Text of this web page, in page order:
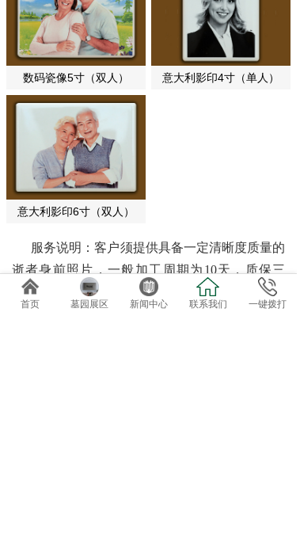
数码瓷像5寸（双人） 意大利影印4寸（单人）
意大利影印6寸（双人）
服务说明：客户须提供具备一定清晰度质量的
逝者身前照片，一般加工周期为10天，质保三
年。为保证本园瓷像的整体美观和品质，以示对
首页 墓园展区 新闻中心 联系我们 一键拨打